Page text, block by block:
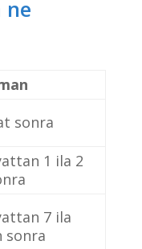
sonra
1 ila 2
7 ila
sonra